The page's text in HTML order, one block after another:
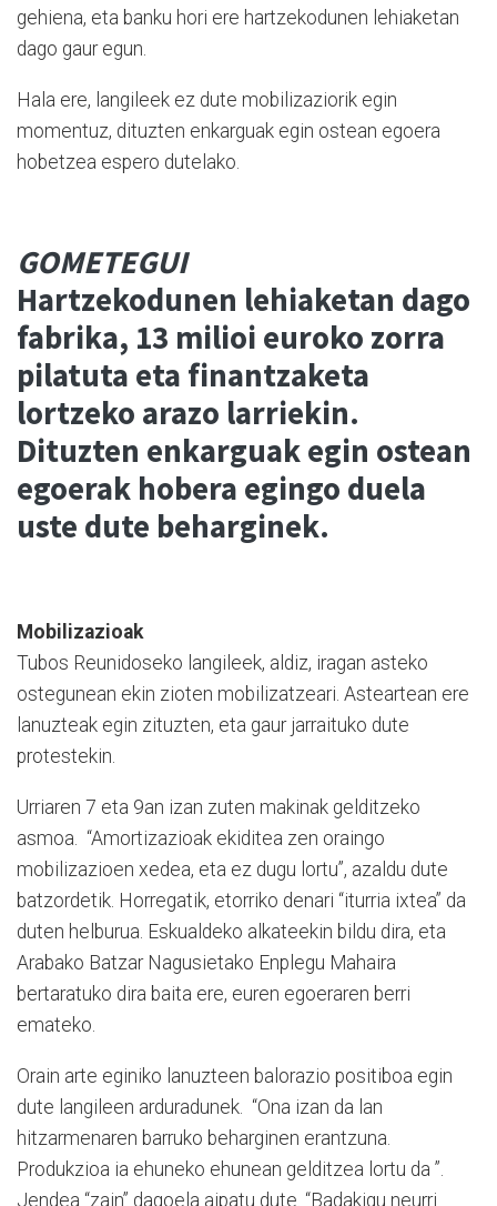
gehiena, eta banku hori ere hartzekodunen lehiaketan
dago gaur egun.
Hala ere, langileek ez dute mobilizaziorik egin
momentuz, dituzten enkarguak egin ostean egoera
hobetzea espero dutelako.
GOMETEGUI
Hartzekodunen lehiaketan dago
fabrika, 13 milioi euroko zorra
pilatuta eta finantzaketa
lortzeko arazo larriekin.
Dituzten enkarguak egin ostean
egoerak hobera egingo duela
uste dute beharginek.
Mobilizazioak
Tubos Reunidoseko langileek, aldiz, iragan asteko
ostegunean ekin zioten mobilizatzeari. Asteartean ere
lanuzteak egin zituzten, eta gaur jarraituko dute
protestekin.
Urriaren 7 eta 9an izan zuten makinak gelditzeko
asmoa. “Amortizazioak ekiditea zen oraingo
mobilizazioen xedea, eta ez dugu lortu”, azaldu dute
batzordetik. Horregatik, etorriko denari “iturria ixtea” da
duten helburua. Eskualdeko alkateekin bildu dira, eta
Arabako Batzar Nagusietako Enplegu Mahaira
bertaratuko dira baita ere, euren egoeraren berri
emateko.
Orain arte eginiko lanuzteen balorazio positiboa egin
dute langileen arduradunek. “Ona izan da lan
hitzarmenaren barruko beharginen erantzuna.
Produkzioa ia ehuneko ehunean gelditzea lortu da ”.
Jendea “zain” dagoela aipatu dute. “Badakigu neurri